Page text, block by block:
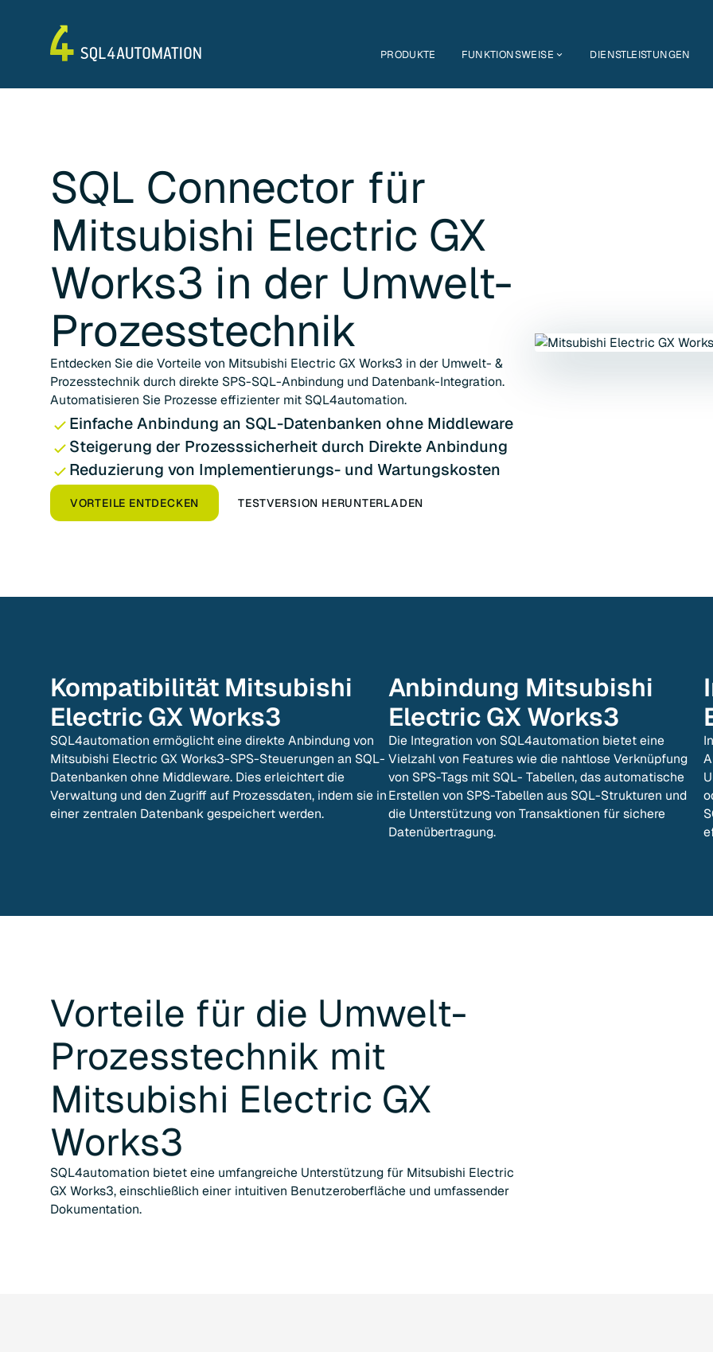
PRODUKTE FUNKTIONSWEISE DIENSTLEISTUNGEN
SQL Connector für
Mitsubishi Electric GX
Works3 in der Umwelt-
Prozesstechnik
Entdecken Sie die Vorteile von Mitsubishi Electric GX Works3 in der Umwelt- &
Prozesstechnik durch direkte SPS-SQL-Anbindung und Datenbank-Integration.
Automatisieren Sie Prozesse effizienter mit SQL4automation.
Einfache Anbindung an SQL-Datenbanken ohne Middleware
Steigerung der Prozesssicherheit durch Direkte Anbindung
Reduzierung von Implementierungs- und Wartungskosten
VORTEILE ENTDECKEN TESTVERSION HERUNTERLADEN
Kompatibilität Mitsubishi
Electric GX Works3
SQL4automation ermöglicht eine direkte Anbindung von
Mitsubishi Electric GX Works3-SPS-Steuerungen an SQL-
Datenbanken ohne Middleware. Dies erleichtert die
Verwaltung und den Zugriff auf Prozessdaten, indem sie in
einer zentralen Datenbank gespeichert werden.
Anbindung Mitsubishi
Electric GX Works3
Die Integration von SQL4automation bietet eine
Vielzahl von Features wie die nahtlose Verknüpfung
von SPS-Tags mit SQL- Tabellen, das automatische
Erstellen von SPS-Tabellen aus SQL-Strukturen und
die Unterstützung von Transaktionen für sichere
Datenübertragung.
Vorteile für die Umwelt-
Prozesstechnik mit
Mitsubishi Electric GX
Works3
SQL4automation bietet eine umfangreiche Unterstützung für Mitsubishi Electric
GX Works3, einschließlich einer intuitiven Benutzeroberfläche und umfassender
Dokumentation.